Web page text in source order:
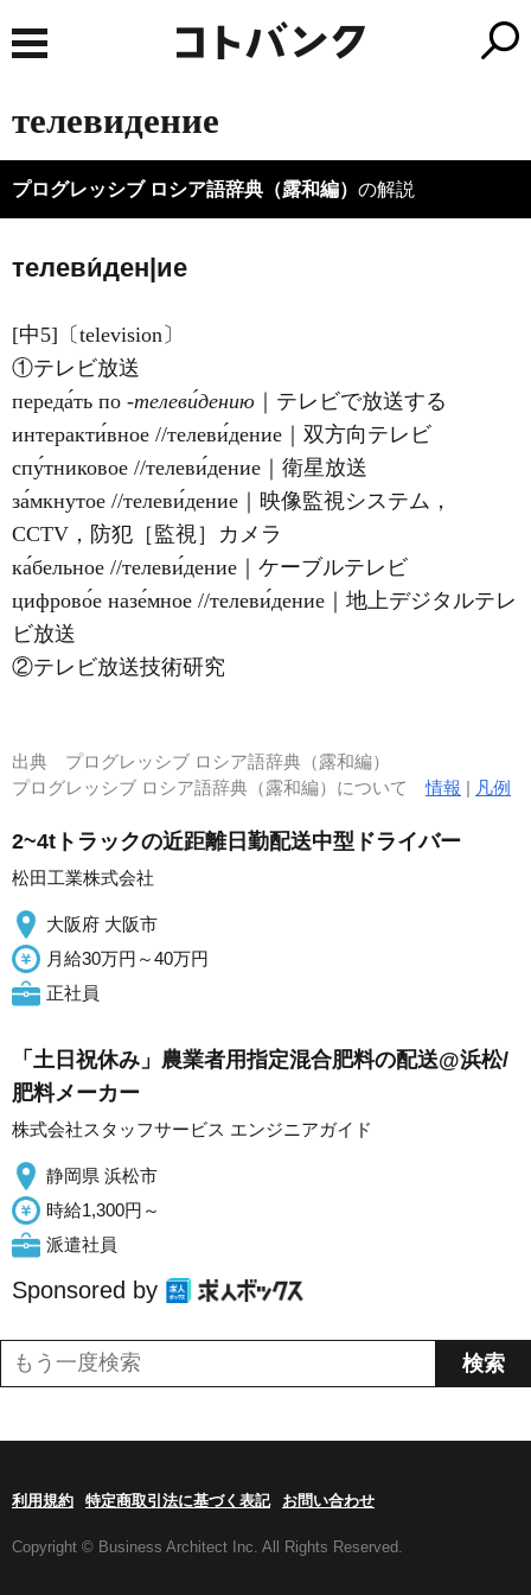
телевидение
プログレッシブ ロシア語辞典（露和編） の解説
телеви́ден|ие
[中5]〔television〕
①テレビ放送
переда́ть по ‐телеви́дению ｜テレビで放送する
интеракти́вное //телеви́дение｜双方向テレビ
спу́тниковое //телеви́дение｜衛星放送
за́мкнутое //телеви́дение｜映像監視システム，
CCTV，防犯［監視］カメラ
ка́бельное //телеви́дение｜ケーブルテレビ
цифрово́е назе́мное //телеви́дение｜地上デジタルテレ
ビ放送
②テレビ放送技術研究
出典 プログレッシブ ロシア語辞典（露和編）
プログレッシブ ロシア語辞典（露和編）について情報 | 凡例
2~4tトラックの近距離日勤配送中型ドライバー
松田工業株式会社
大阪府 大阪市
月給30万円～40万円
正社員
「土日祝休み」農業者用指定混合肥料の配送@浜松/
肥料メーカー
株式会社スタッフサービス エンジニアガイド
静岡県 浜松市
時給1,300円～
派遣社員
Sponsored by
利用規約 特定商取引法に基づく表記 お問い合わせ
Copyright © Business Architect Inc. All Rights Reserved.